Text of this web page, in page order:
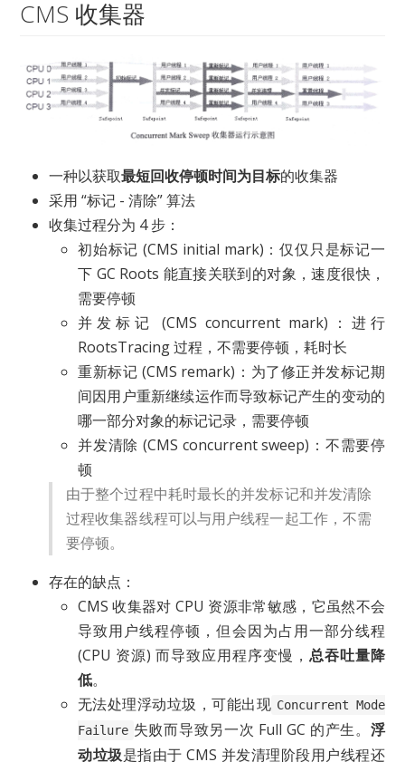
CMS 收集器
一种以获取最短回收停顿时间为目标的收集器
采用 “标记 - 清除” 算法
收集过程分为 4 步：
初始标记 (CMS initial mark)：仅仅只是标记一
下 GC Roots 能直接关联到的对象，速度很快，
需要停顿
并发标记 (CMS concurrent mark)：进行
RootsTracing 过程，不需要停顿，耗时长
重新标记 (CMS remark)：为了修正并发标记期
间因用户重新继续运作而导致标记产生的变动的
哪一部分对象的标记记录，需要停顿
并发清除 (CMS concurrent sweep)：不需要停
顿
由于整个过程中耗时最长的并发标记和并发清除
过程收集器线程可以与用户线程一起工作，不需
要停顿。
存在的缺点：
CMS 收集器对 CPU 资源非常敏感，它虽然不会
导致用户线程停顿，但会因为占用一部分线程
(CPU 资源) 而导致应用程序变慢， 总吞吐量降
低。
无法处理浮动垃圾，可能出现 Concurrent Mode
Failure 失败而导致另一次 Full GC 的产生。 浮
动垃圾是指由于 CMS 并发清理阶段用户线程还